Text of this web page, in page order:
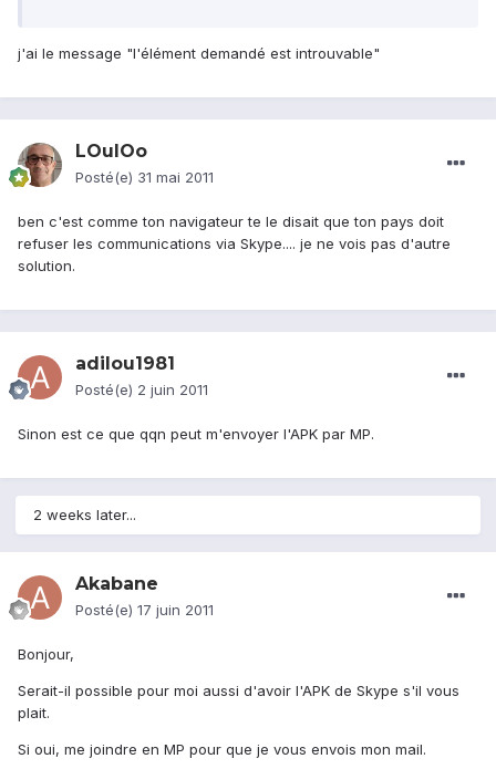
j'ai le message "l'élément demandé est introuvable"
LOulOo
Posté(e) 31 mai 2011
ben c'est comme ton navigateur te le disait que ton pays doit
refuser les communications via Skype.... je ne vois pas d'autre
solution.
adilou1981
Posté(e) 2 juin 2011
Sinon est ce que qqn peut m'envoyer l'APK par MP.
2 weeks later...
Akabane
Posté(e) 17 juin 2011
Bonjour,
Serait-il possible pour moi aussi d'avoir l'APK de Skype s'il vous
plait.
Si oui, me joindre en MP pour que je vous envois mon mail.